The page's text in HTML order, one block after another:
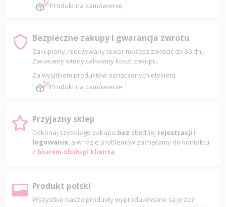
Produkt na zamówienie
Bezpieczne zakupy i gwarancja zwrotu
Zakupiony, nieużywany towar możesz zwrócić do 30 dni.
Zwracamy wtedy całkowity koszt zakupu.
Za wyjątkiem produktów oznaczonych etykietą
Produkt na zamówienie
Przyjazny sklep
Dokonaj szybkiego zakupu bez zbędnej rejestracji i
logowania, a w razie problemów zachęcamy do kontaktu
z biurem obsługi klienta
Produkt polski
Wszystkie nasze produkty wyprodukowane są przez